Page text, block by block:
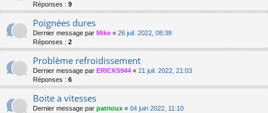
Réponses : 9
Poignées dures
Dernier message par Mike « 26 juil. 2022, 08:38
Réponses : 2
Problème refroidissement
Dernier message par ERICK5944 « 21 juil. 2022, 21:03
Réponses : 6
Boite a vitesses
Dernier message par patrioux « 04 juin 2022, 11:10